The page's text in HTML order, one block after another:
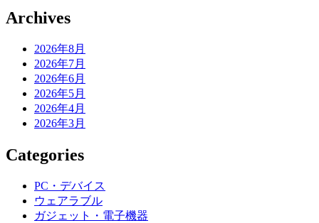
Archives
2026年8月
2026年7月
2026年6月
2026年5月
2026年4月
2026年3月
Categories
PC・デバイス
ウェアラブル
ガジェット・電子機器